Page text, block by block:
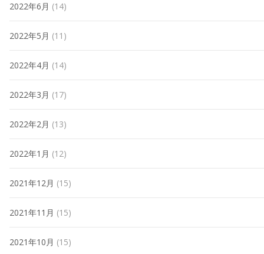
2022年6月 (14)
2022年5月 (11)
2022年4月 (14)
2022年3月 (17)
2022年2月 (13)
2022年1月 (12)
2021年12月 (15)
2021年11月 (15)
2021年10月 (15)